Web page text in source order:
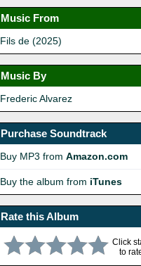
Music From
Fils de (2025)
Music By
Frederic Alvarez
Purchase Soundtrack
Buy MP3 from Amazon.com
Buy the album from iTunes
Rate this Album
Click
to